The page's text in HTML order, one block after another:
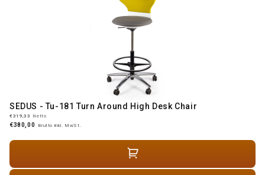
SEDUS - Tu-181 Turn Around High Desk Chair
€319,33 Netto
€380,00 Brutto inkl. MwSt.